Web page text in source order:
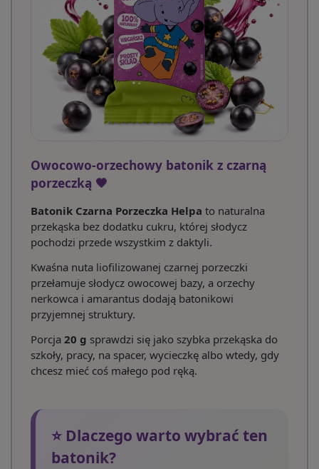
Owocowo-orzechowy batonik z czarną
porzeczką 🖤
Batonik Czarna Porzeczka Helpa to naturalna
przekąska bez dodatku cukru, której słodycz
pochodzi przede wszystkim z daktyli.
Kwaśna nuta liofilizowanej czarnej porzeczki
przełamuje słodycz owocowej bazy, a orzechy
nerkowca i amarantus dodają batonikowi
przyjemnej struktury.
Porcja 20 g sprawdzi się jako szybka przekąska do
szkoły, pracy, na spacer, wycieczkę albo wtedy, gdy
chcesz mieć coś małego pod ręką.
⭐ Dlaczego warto wybrać ten
batonik?